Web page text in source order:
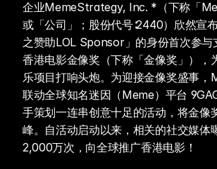
企业MemeStrategy, Inc. *（下称「
或「公司」；股份代号∶2440）欣然宣
之赞助LOL Sponsor」的身份首次参与
香港电影金像奖（下称「金像奖」），
乐项目打响头炮。为迎接金像奖盛事
联动全球知名迷因（Meme）平台
手策划一连串创意十足的活动，将金像
峰。自活动启动以来，相关的社交媒体
2,000万次，向全球推广香港电影！